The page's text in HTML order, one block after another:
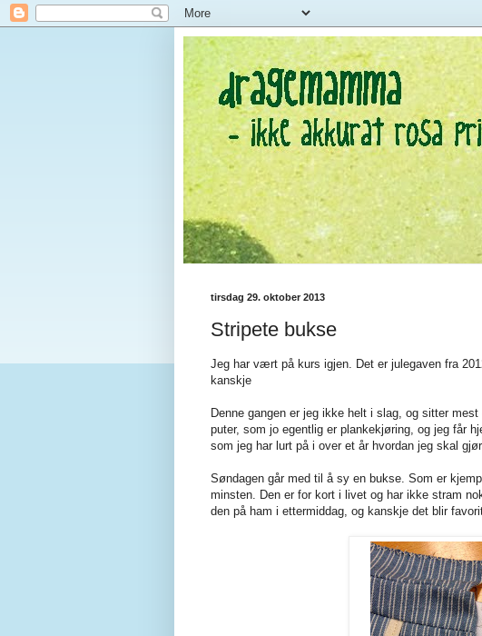
tirsdag 29. oktober 2013
Stripete bukse
Jeg har vært på kurs igjen. Det er julegaven fra
kanskje
Denne gangen er jeg ikke helt i slag, og sitter
puter, som jo egentlig er plankekjøring, og jeg får
som jeg har lurt på i over et år hvordan jeg skal
Søndagen går med til å sy en bukse. Som er
minsten. Den er for kort i livet og har ikke stram
den på ham i ettermiddag, og kanskje det blir